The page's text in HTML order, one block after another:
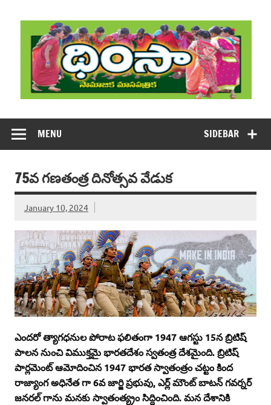
content
DHIMSA
SIDEBAR
MENU
75వ గణతంత్ర దినోత్సవ వేడుక
January 10, 2024
ఎందరో త్యాగధనుల పోరాట ఫలితంగా 1947 ఆగస్టు 15న బ్రిటిష్‌
పాలన నుంచి విముక్తమై భారతదేశం స్వతంత్ర దేశమైంది. బ్రిటిష్‌
పార్లమెంట్‌ ఆమోదించిన 1947 భారత స్వాతంత్రం చట్టం కింద
రాజ్యాంగ అధినేత గా 6వ జార్జి ప్రభువు, ఎర్ల్‌ మౌంట్‌ బాటన్‌ గవర్నర్‌
జనరల్‌ గాను మనకు స్వాతంత్య్రం సిద్దించింది. మన దేశానికి